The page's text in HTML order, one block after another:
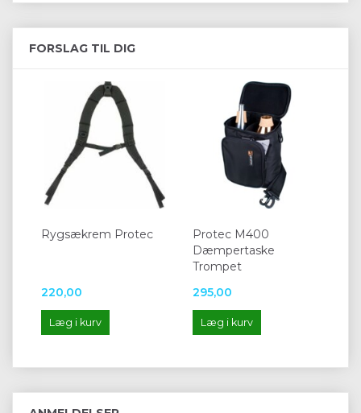
FORSLAG TIL DIG
Rygsækrem Protec
220,00
Læg i kurv
Protec M400
Dæmpertaske
Trompet
295,00
Læg i kurv